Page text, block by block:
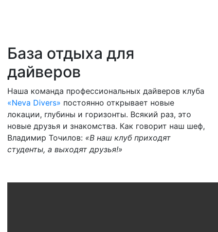
База отдыха для
дайверов
Наша команда профессиональных дайверов клуба
«Neva Divers» постоянно открывает новые
локации, глубины и горизонты. Всякий раз, это
новые друзья и знакомства. Как говорит наш шеф,
Владимир Точилов: «В наш клуб приходят
студенты, а выходят друзья!»